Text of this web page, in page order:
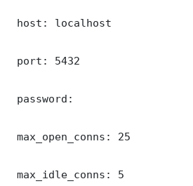
host: localhost
port: 5432
password:
max_open_conns: 25
max_idle_conns: 5